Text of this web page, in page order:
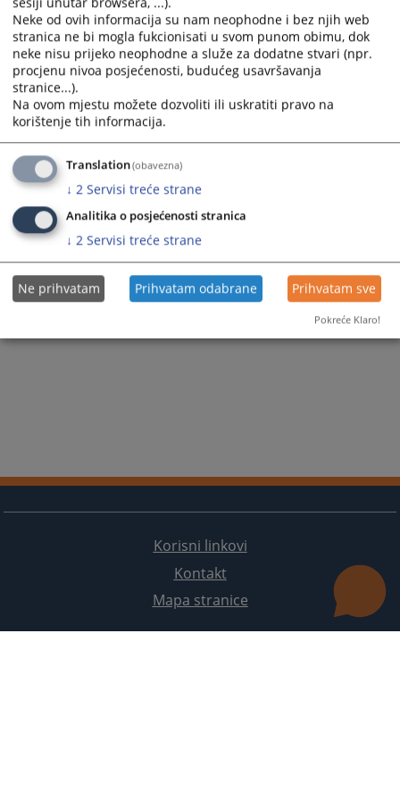
Brošure
Publikacije
Zakon o slobodi pristupa informacijama na
nivou institucija BiH
Izvještaji o zaprimljenim zahtjevima za pristup
informacijama
Odgovori po ZOSPI zahtjevima
Česta pitanja o Uredu disciplinskog tužioca
Česta pitanja o procesu imenovanja
Postavi pitanje
Korisni linkovi
Kontakt
Mapa stranice
Neke od ovih informacija su nam neophodne i bez njih web
stranica ne bi mogla fukcionisati u svom punom obimu, dok
neke nisu prijeko neophodne a služe za dodatne stvari (npr.
procjenu nivoa posjećenosti, budućeg usavršavanja
stranice...).
Na ovom mjestu možete dozvoliti ili uskratiti pravo na
korištenje tih informacija.
Translation(obavezna)
↓ 2 Servisi treće strane
Analitika o posjećenosti stranica
↓ 2 Servisi treće strane
Ne prihvatam Prihvatam odabrane Prihvatam sve
Pokreće Klaro!